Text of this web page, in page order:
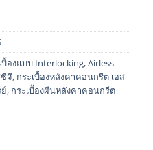
บื้องแบบ Interlocking,Airless
จี, กระเบื้องหลังคาคอนกรีต เอส
, กระเบื้องผืนหลังคาคอนกรีต